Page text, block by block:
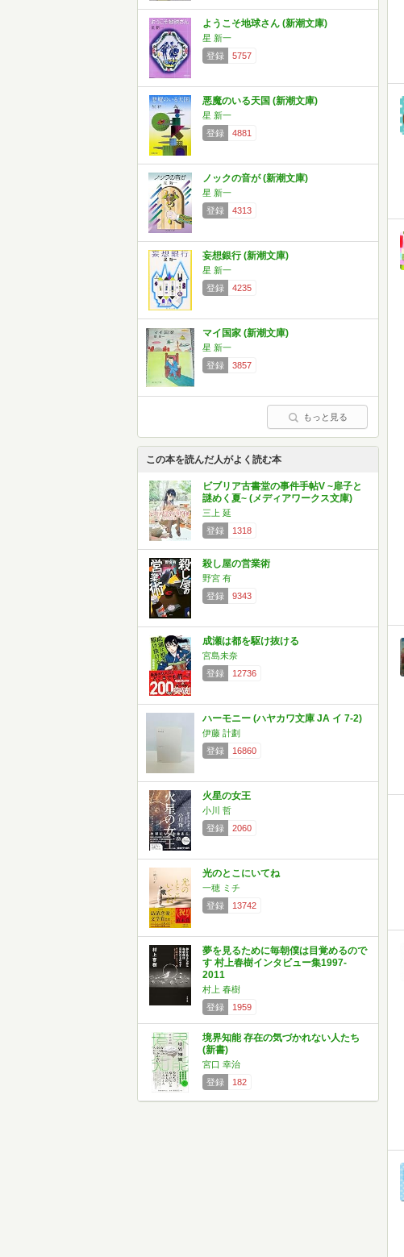
ようこそ地球さん (新潮文庫)
星 新一
登録
5757
悪魔のいる天国 (新潮文庫)
星 新一
登録
4881
ノックの音が (新潮文庫)
星 新一
登録
4313
妄想銀行 (新潮文庫)
星 新一
登録
4235
マイ国家 (新潮文庫)
星 新一
登録
3857
もっと見る
この本を読んだ人がよく読む本
ビブリア古書堂の事件手帖V ~扉子と
謎めく夏~ (メディアワークス文庫)
三上 延
登録
1318
殺し屋の営業術
野宮 有
登録
9343
成瀬は都を駆け抜ける
宮島未奈
登録
12736
ハーモニー (ハヤカワ文庫 JA イ 7-2)
伊藤 計劃
登録
16860
火星の女王
小川 哲
登録
2060
光のとこにいてね
一穂 ミチ
登録
13742
夢を見るために毎朝僕は目覚めるので
す 村上春樹インタビュー集1997-
2011
村上 春樹
登録
1959
境界知能 存在の気づかれない人たち
(新書)
宮口 幸治
登録
182